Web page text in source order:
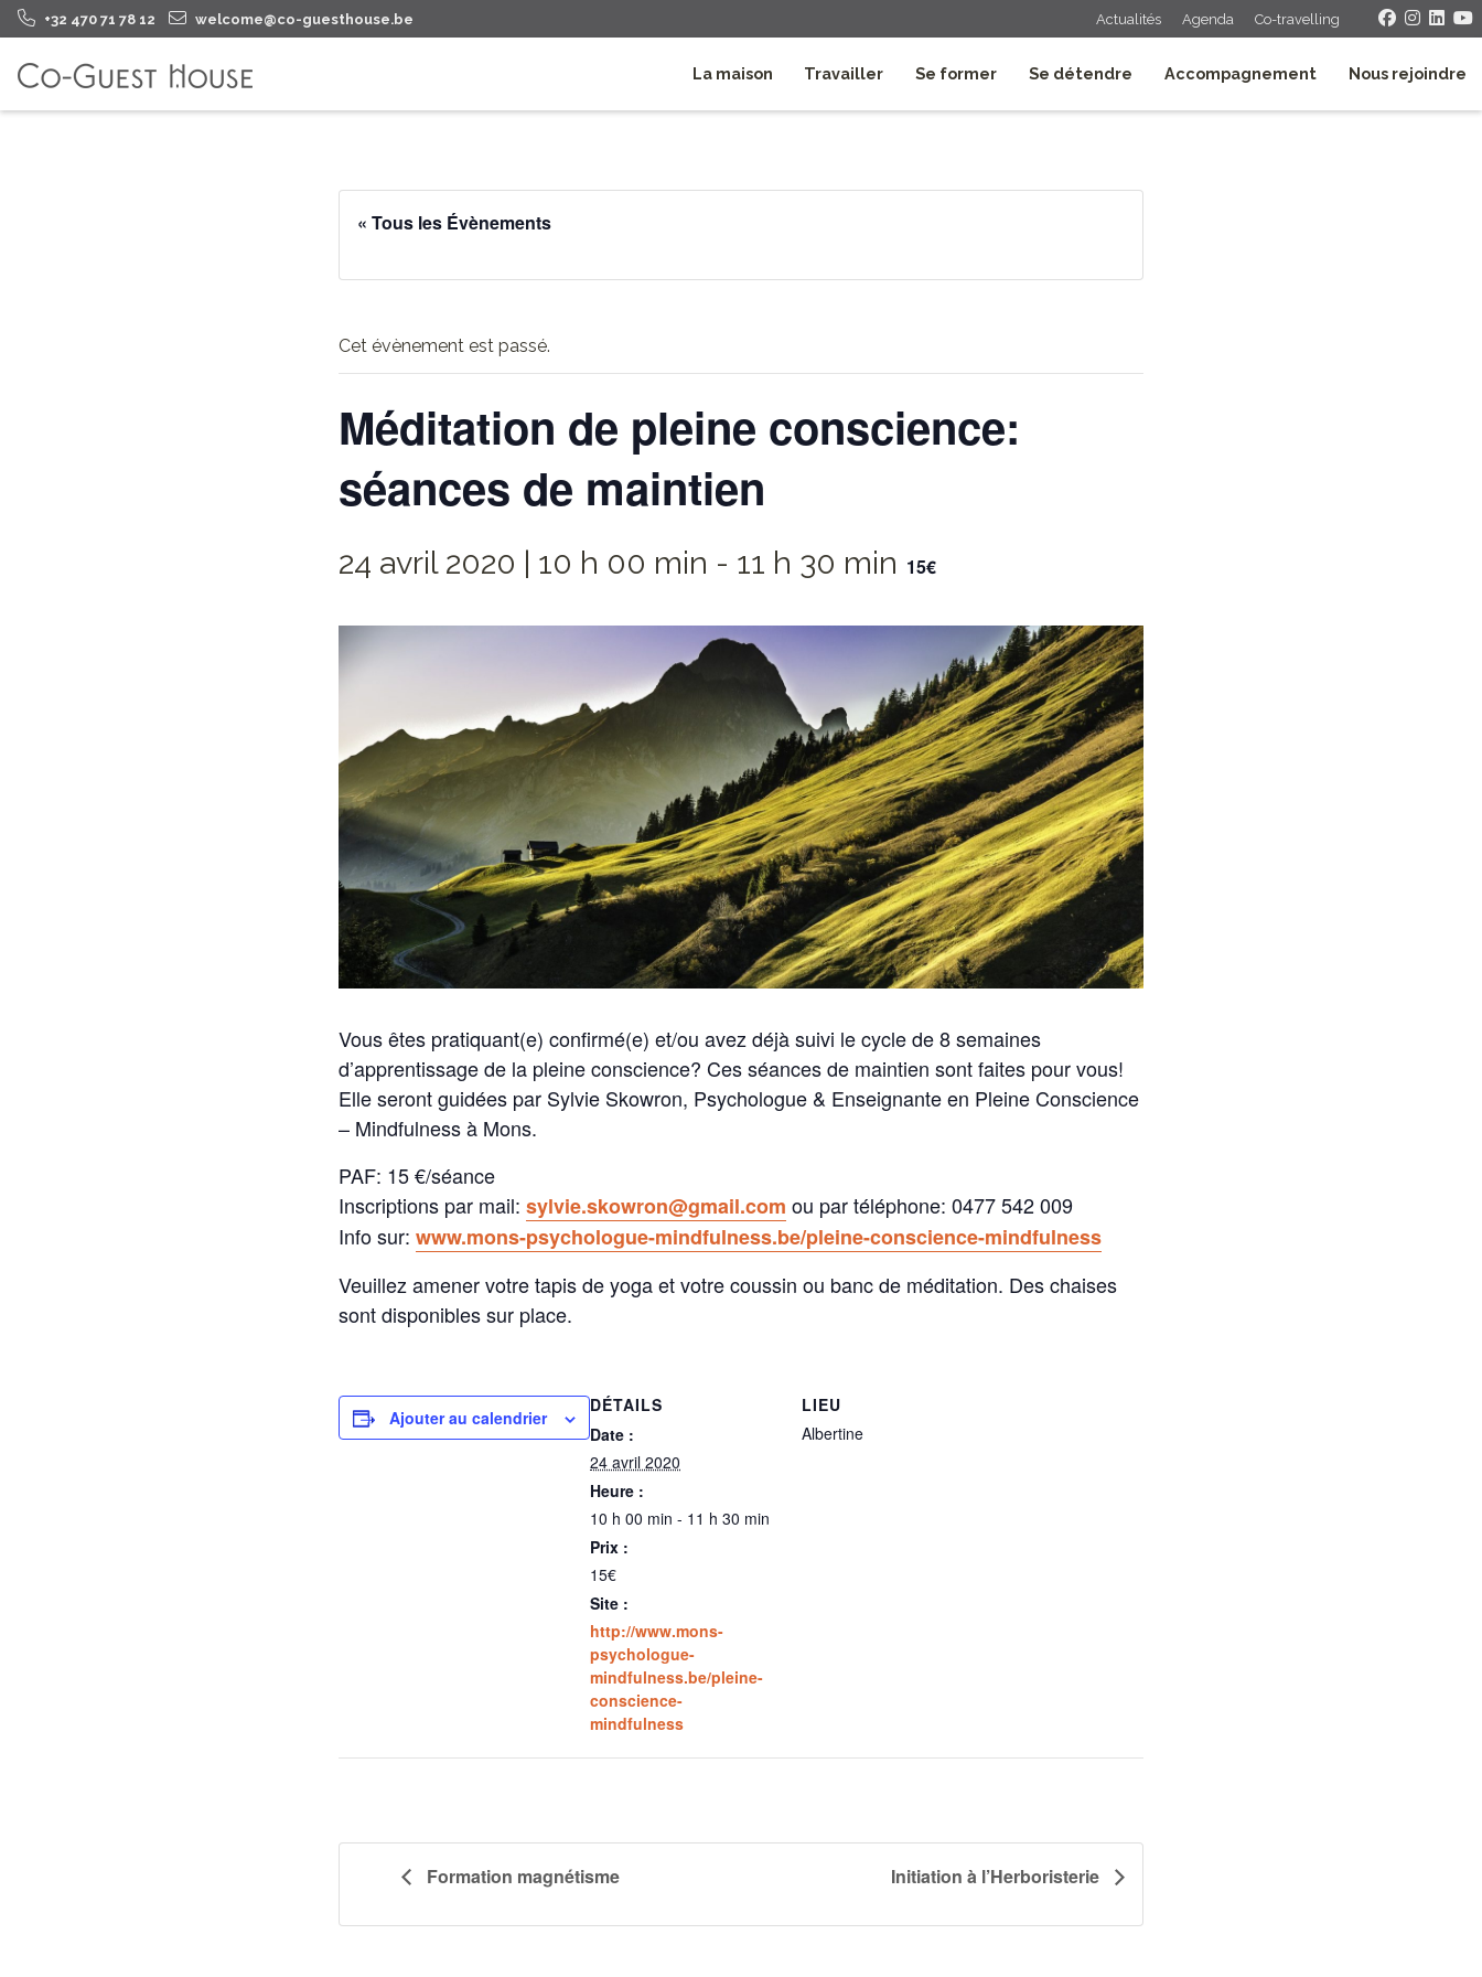
+32 470 71 78 12 welcome@co-guesthouse.be Actualités Agenda Co-travelling
La maison Travailler Se former Se détendre Accompagnement Nous rejoindre
« Tous les Évènements
Cet évènement est passé.
Méditation de pleine conscience:
séances de maintien
24 avril 2020 | 10 h 00 min - 11 h 30 min 15€
Vous êtes pratiquant(e) confirmé(e) et/ou avez déjà suivi le cycle de 8 semaines
d’apprentissage de la pleine conscience? Ces séances de maintien sont faites pour vous!
Elle seront guidées par Sylvie Skowron, Psychologue & Enseignante en Pleine Conscience
– Mindfulness à Mons.
PAF: 15 €/séance
Inscriptions par mail: sylvie.skowron@gmail.com ou par téléphone: 0477 542 009
Info sur: www.mons-psychologue-mindfulness.be/pleine-conscience-mindfulness
Veuillez amener votre tapis de yoga et votre coussin ou banc de méditation. Des chaises
sont disponibles sur place.
Ajouter au calendrier
DÉTAILS
Date :
24 avril 2020
Heure :
10 h 00 min - 11 h 30 min
Prix :
15€
Site :
http://www.mons-
psychologue-
mindfulness.be/pleine-
conscience-
mindfulness
LIEU
Albertine
Formation magnétisme Initiation à l’Herboristerie